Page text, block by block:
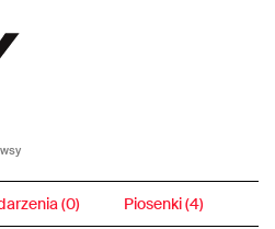
(0) Piosenki (4)